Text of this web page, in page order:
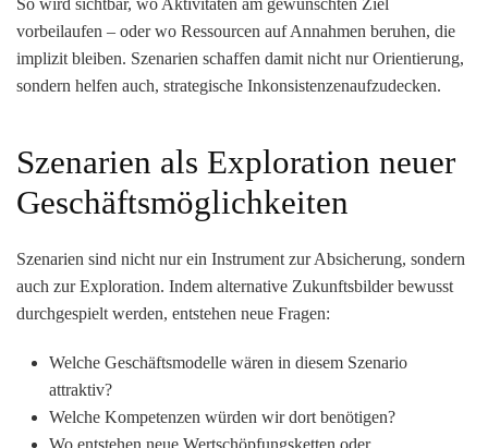
vorbeilaufen – oder wo Ressourcen auf Annahmen beruhen, die
implizit bleiben. Szenarien schaffen damit nicht nur Orientierung,
sondern helfen auch, strategische Inkonsistenzenaufzudecken.
Szenarien als Exploration neuer
Geschäftsmöglichkeiten
Szenarien sind nicht nur ein Instrument zur Absicherung, sondern
auch zurExploration. Indem alternative Zukunftsbilder bewusst
durchgespielt werden, entstehen neue Fragen:
Welche Geschäftsmodelle wären in diesem Szenario
attraktiv?
Welche Kompetenzen würden wir dort benötigen?
Wo entstehen neue Wertschöpfungsketten oder